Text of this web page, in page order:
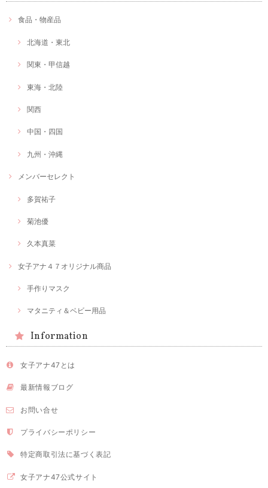
食品・物産品
北海道・東北
関東・甲信越
東海・北陸
関西
中国・四国
九州・沖縄
メンバーセレクト
多賀祐子
菊池優
久本真菜
女子アナ４７オリジナル商品
手作りマスク
マタニティ＆ベビー用品
Information
女子アナ47とは
最新情報ブログ
お問い合せ
プライバシーポリシー
特定商取引法に基づく表記
女子アナ47公式サイト